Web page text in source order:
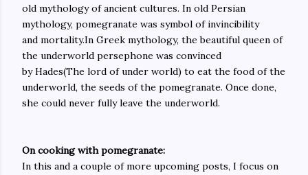
old mythology of ancient cultures. In old Persian
mythology, pomegranate was symbol of invincibility
and mortality.In Greek mythology, the beautiful queen of
the underworld persephone was convinced
by Hades(The lord of under world) to eat the food of the
underworld, the seeds of the pomegranate. Once done,
she could never fully leave the underworld.
On cooking with pomegranate:
In this and a couple of more upcoming posts, I focus on